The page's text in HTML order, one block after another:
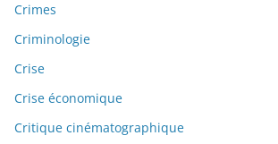
Crimes
Criminologie
Crise
Crise économique
Critique cinématographique